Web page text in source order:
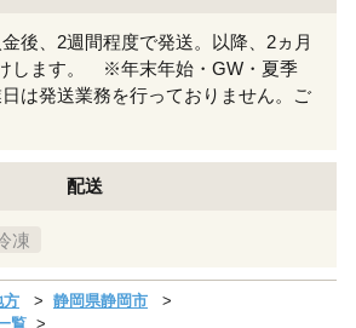
後、2週間程度で発送。以降、2ヵ月
します。 ※年末年始・GW・夏季
は発送業務を行っておりません。ご
配送
凍
方
静岡県静岡市
覧